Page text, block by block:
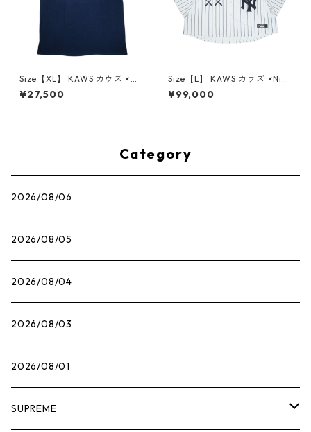
Size【XL】 KAWS カウズ ×Ni
ke Men's SS NN Max 90 New
York Yankees Collegiate Na
¥27,500
Size【L】 KAWS カウズ ×Nik
e Women's MLB Replica Cro
p Jersey New York Yankees
¥99,000
Category
2026/08/06
2026/08/05
2026/08/04
2026/08/03
2026/08/01
SUPREME